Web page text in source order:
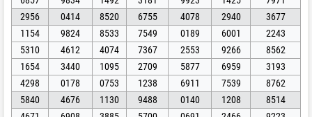
2956
0414 8520 6755 4078 2940
3677
1154
9824 8533 7549 0189 6001
2243
5310
4612 4074 7367 2553 9266
8562
1654
3440 1095 2709 5877 6959
3193
4298
0178 0753 1238 6911 7539
8762
5840
4676 1130 9488 0140 1208
8514